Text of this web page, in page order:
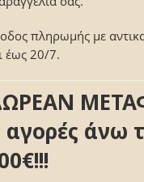
πληρωμής με
έως 20/7.
αγορές άνω